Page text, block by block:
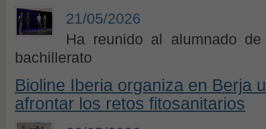
21/05/2026
Ha reunido al alumnado
bachillerato
Bioline Iberia organiza en Berja
afrontar los retos fitosanitarios